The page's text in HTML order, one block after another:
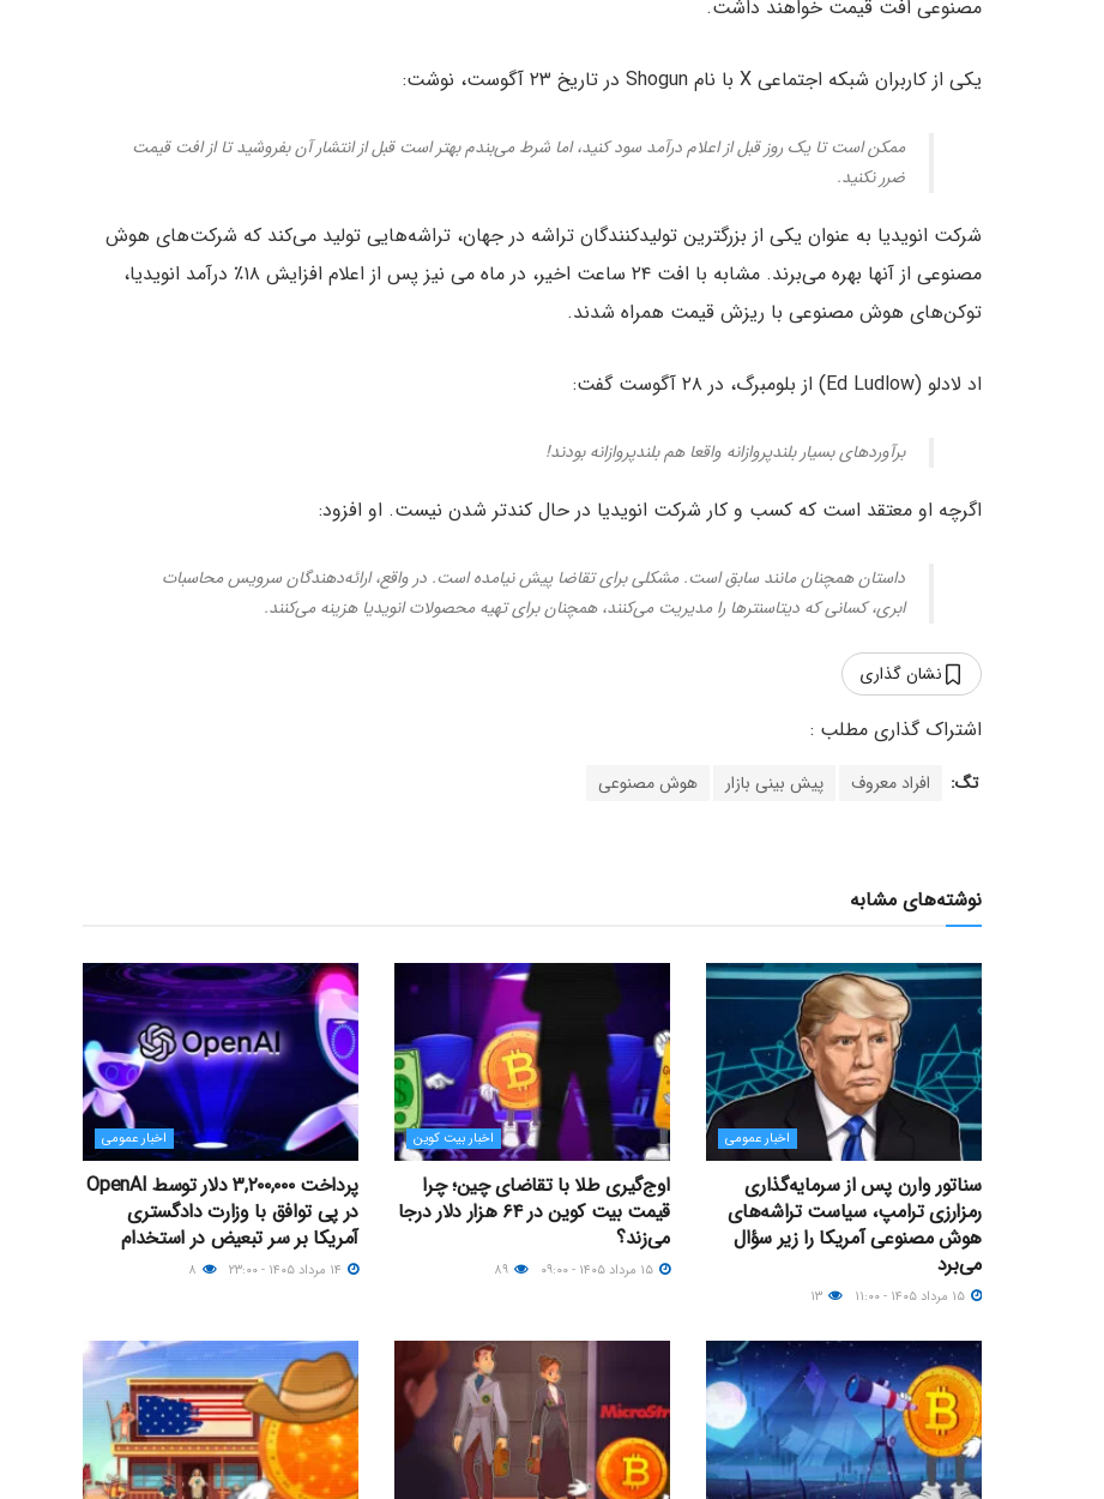
مصنوعی افت قیمت خواهند داشت.
یکی از کاربران شبکه اجتماعی X با نام Shogun در تاریخ ۲۳ آگوست، نوشت:
ممکن است تا یک روز قبل از اعلام درآمد سود کنید، اما شرط می‌بندم بهتر است قبل از انتشار آن بفروشید تا از افت قیمت
ضرر نکنید.
شرکت انویدیا به عنوان یکی از بزرگترین تولیدکنندگان تراشه در جهان، تراشه‌هایی تولید می‌کند که شرکت‌های هوش
مصنوعی از آنها بهره می‌برند. مشابه با افت ۲۴ ساعت اخیر، در ماه می نیز پس از اعلام افزایش ۱۸٪ درآمد انویدیا،
توکن‌های هوش مصنوعی با ریزش قیمت همراه شدند.
اد لادلو (Ed Ludlow) از بلومبرگ، در ۲۸ آگوست گفت:
برآوردهای بسیار بلندپروازانه واقعا هم بلندپروازانه بودند!
اگرچه او معتقد است که کسب و کار شرکت انویدیا در حال کندتر شدن نیست. او افزود:
داستان همچنان مانند سابق است. مشکلی برای تقاضا پیش نیامده است. در واقع، ارائه‌دهندگان سرویس محاسبات
ابری، کسانی که دیتاسنترها را مدیریت می‌کنند، همچنان برای تهیه محصولات انویدیا هزینه می‌کنند.
نشان گذاری
تگ: افراد معروف پیش بینی بازار هوش مصنوعی
نوشته‌های مشابه
اخبار عمومی
سناتور وارن پس از سرمایه‌گذاری
رمزارزی ترامپ، سیاست تراشه‌های
هوش مصنوعی آمریکا را زیر سؤال
می‌برد
اخبار بیت کوین
اوج‌گیری طلا با تقاضای چین؛ چرا
قیمت بیت کوین در ۶۴ هزار دلار درجا
می‌زند؟
اخبار عمومی
پرداخت ۳,۲۰۰,۰۰۰ دلار توسط OpenAI
در پی توافق با وزارت دادگستری
آمریکا بر سر تبعیض در استخدام